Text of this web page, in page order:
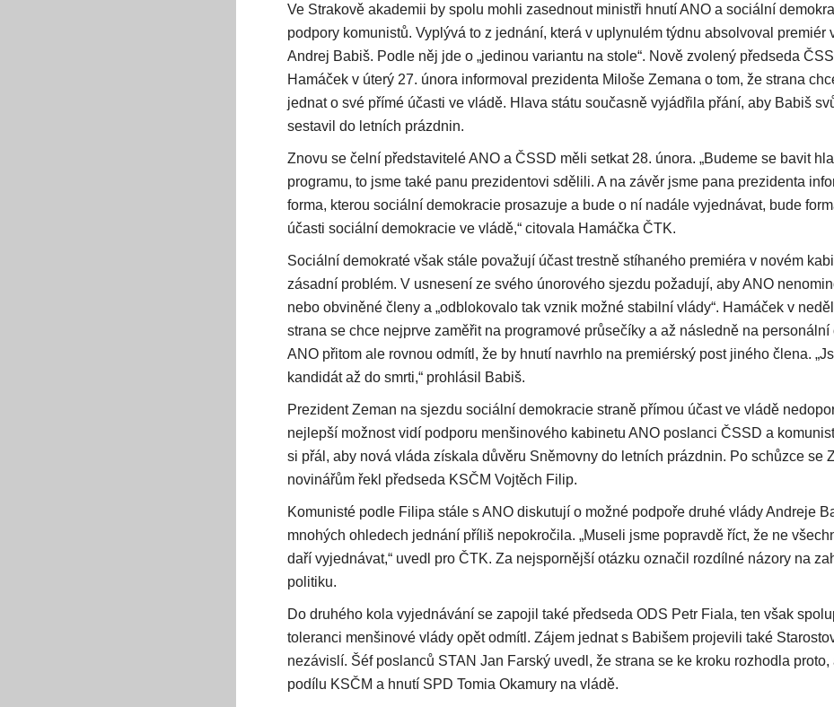
Ve Strakově akademii by spolu mohli zasednout ministři hnutí ANO a sociální
podpory komunistů. Vyplývá to z jednání, která v uplynulém týdnu absolvoval premiér
Andrej Babiš. Podle něj jde o „jedinou variantu na stole“. Nově zvolený předseda
Hamáček v úterý 27. února informoval prezidenta Miloše Zemana o tom, že strana
jednat o své přímé účasti ve vládě. Hlava státu současně vyjádřila přání, aby Babiš
sestavil do letních prázdnin.
Znovu se čelní představitelé ANO a ČSSD měli setkat 28. února. „Budeme se bavit
programu, to jsme také panu prezidentovi sdělili. A na závěr jsme pana prezidenta
forma, kterou sociální demokracie prosazuje a bude o ní nadále vyjednávat, bude
účasti sociální demokracie ve vládě,“ citovala Hamáčka ČTK.
Sociální demokraté však stále považují účast trestně stíhaného premiéra v novém
zásadní problém. V usnesení ze svého únorového sjezdu požadují, aby ANO
nebo obviněné členy a „odblokovalo tak vznik možné stabilní vlády“. Hamáček v
strana se chce nejprve zaměřit na programové průsečíky a až následně na personální
ANO přitom ale rovnou odmítl, že by hnutí navrhlo na premiérský post jiného člena.
kandidát až do smrti,“ prohlásil Babiš.
Prezident Zeman na sjezdu sociální demokracie straně přímou účast ve vládě
nejlepší možnost vidí podporu menšinového kabinetu ANO poslanci ČSSD a
si přál, aby nová vláda získala důvěru Sněmovny do letních prázdnin. Po schůzce se
novinářům řekl předseda KSČM Vojtěch Filip.
Komunisté podle Filipa stále s ANO diskutují o možné podpoře druhé vlády Andreje
mnohých ohledech jednání příliš nepokročila. „Museli jsme popravdě říct, že ne
daří vyjednávat,“ uvedl pro ČTK. Za nejspornější otázku označil rozdílné názory na
politiku.
Do druhého kola vyjednávání se zapojil také předseda ODS Petr Fiala, ten však
toleranci menšinové vlády opět odmítl. Zájem jednat s Babišem projevili také
nezávislí. Šéf poslanců STAN Jan Farský uvedl, že strana se ke kroku rozhodla proto,
podílu KSČM a hnutí SPD Tomia Okamury na vládě.